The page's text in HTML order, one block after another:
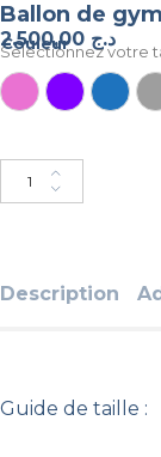
Ballon de
د.ج
Selectionnez votre
Couleur
Rose Violet Bleu
Description
Guide de taille :